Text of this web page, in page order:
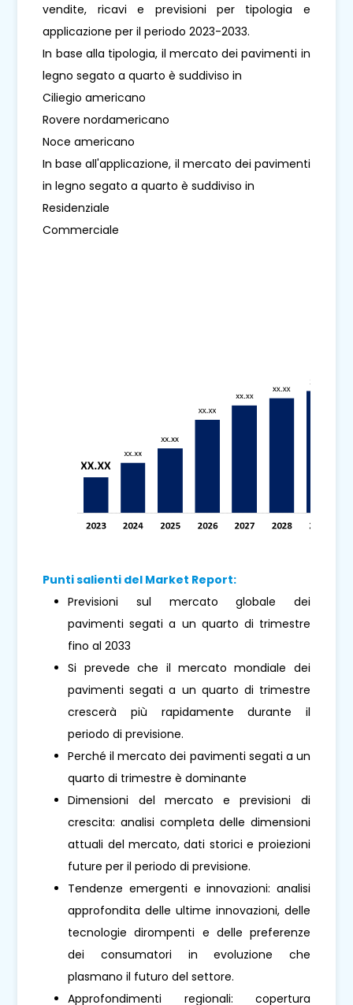
vendite, ricavi e previsioni per tipologia e
applicazione per il periodo 2023-2033.
In base alla tipologia, il mercato dei pavimenti in
legno segato a quarto è suddiviso in
Ciliegio americano
Rovere nordamericano
Noce americano
In base all'applicazione, il mercato dei pavimenti
in legno segato a quarto è suddiviso in
Residenziale
Commerciale
Punti salienti del Market Report:
Previsioni sul mercato globale dei
pavimenti segati a un quarto di trimestre
fino al 2033
Si prevede che il mercato mondiale dei
pavimenti segati a un quarto di trimestre
crescerà più rapidamente durante il
periodo di previsione.
Perché il mercato dei pavimenti segati a un
quarto di trimestre è dominante
Dimensioni del mercato e previsioni di
crescita: analisi completa delle dimensioni
attuali del mercato, dati storici e proiezioni
future per il periodo di previsione.
Tendenze emergenti e innovazioni: analisi
approfondita delle ultime innovazioni, delle
tecnologie dirompenti e delle preferenze
dei consumatori in evoluzione che
plasmano il futuro del settore.
Approfondimenti regionali: copertura